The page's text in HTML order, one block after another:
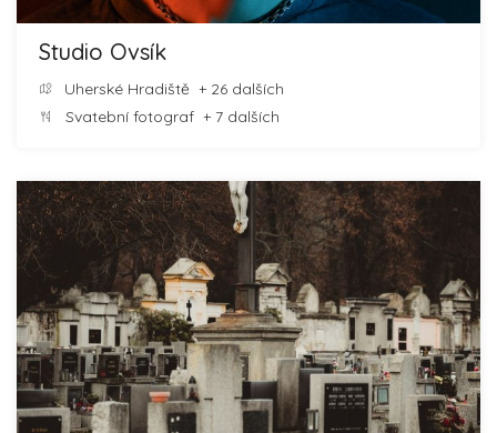
Studio Ovsík
Uherské Hradiště + 26 dalších
Svatební fotograf + 7 dalších